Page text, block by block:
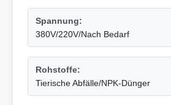
Spannung:
380V/220V/Nach Bedarf
Rohstoffe:
Tierische Abfälle/NPK-Dünger